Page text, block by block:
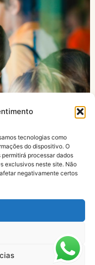
tecnologias como
do dispositivo. O
processar dados
exclusivos neste site. Não
negativamente certos
de pensão
e Benefícios do INSS